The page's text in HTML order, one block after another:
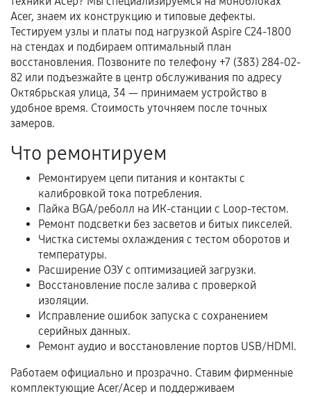
Документы для подтверждения
гарантии
Гарантийный талон.
Акт выполненных работ с датой, перечнем
услуг и сроком гарантии.
Документы на установленные комплектующие
и кассовый чек.
Расширенная гарантия
В некоторых случаях возможно оформление
расширенной гарантии. Стоимость, сроки и
условия продления согласовываются отдельно и
фиксируются в документах.
Нарушение правил эксплуатации,
Acer, знаем их конструкцию и типовые дефекты.
Тестируем узлы и платы под нагрузкой Aspire C24‑1800
на стендах и подбираем оптимальный план
восстановления. Позвоните по телефону +7 (383) 284-02-
82 или подъезжайте в центр обслуживания по адресу
Октябрьская улица, 34 — принимаем устройство в
удобное время. Стоимость уточняем после точных
замеров.
Что ремонтируем
Ремонтируем цепи питания и контакты с
калибровкой тока потребления.
Пайка BGA/реболл на ИК-станции с Loop-тестом.
Ремонт подсветки без засветов и битых пикселей.
Чистка системы охлаждения с тестом оборотов и
температуры.
Расширение ОЗУ с оптимизацией загрузки.
Восстановление после залива с проверкой
изоляции.
Исправление ошибок запуска с сохранением
серийных данных.
Ремонт аудио и восстановление портов USB/HDMI.
Работаем официально и прозрачно. Ставим фирменные
комплектующие Acer/Асер и поддерживаем